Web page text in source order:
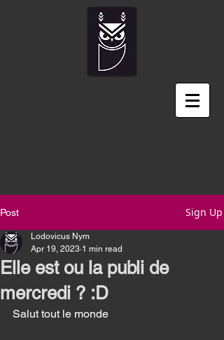
Post Sign Up
Elle est ou la publi de
mercredi ? :D
Lodovicus Nym
Apr 19, 2023 1 min read
Salut tout le monde